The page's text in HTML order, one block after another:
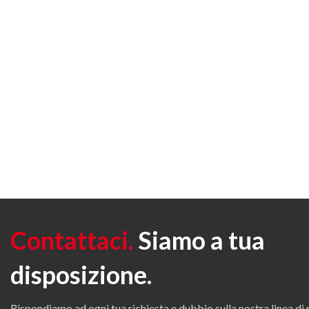
Contattaci. Siamo a tua
disposizione.